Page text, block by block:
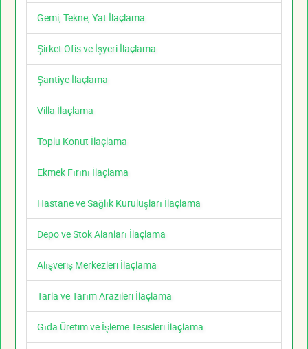
Gemi, Tekne, Yat İlaçlama
Şirket Ofis ve İşyeri İlaçlama
Şantiye İlaçlama
Villa İlaçlama
Toplu Konut İlaçlama
Ekmek Fırını İlaçlama
Hastane ve Sağlık Kuruluşları İlaçlama
Depo ve Stok Alanları İlaçlama
Alışveriş Merkezleri İlaçlama
Tarla ve Tarım Arazileri İlaçlama
Gıda Üretim ve İşleme Tesisleri İlaçlama